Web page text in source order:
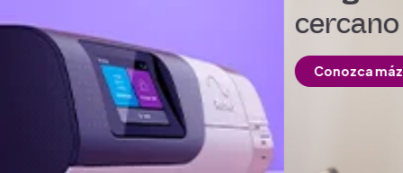
cercano a usted.
Conozca máz